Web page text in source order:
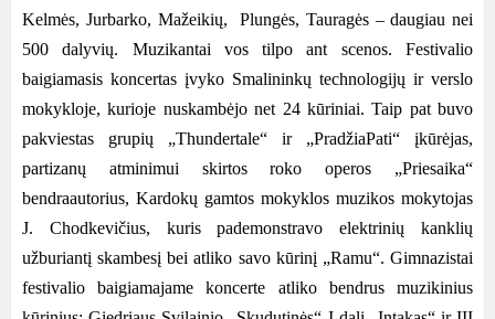
Kelmės, Jurbarko, Mažeikių, Plungės, Tauragės – daugiau nei
500 dalyvių. Muzikantai vos tilpo ant scenos. Festivalio
baigiamasis koncertas įvyko Smalininkų technologijų ir verslo
mokykloje, kurioje nuskambėjo net 24 kūriniai. Taip pat buvo
pakviestas grupių „Thundertale“ ir „PradžiaPati“ įkūrėjas,
partizanų atminimui skirtos roko operos „Priesaika“
bendraautorius, Kardokų gamtos mokyklos muzikos mokytojas
J. Chodkevičius, kuris pademonstravo elektrinių kanklių
užburiantį skambesį bei atliko savo kūrinį „Ramu“. Gimnazistai
festivalio baigiamajame koncerte atliko bendrus muzikinius